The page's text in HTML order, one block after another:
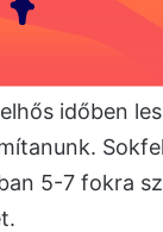
időben
5-7 fokra